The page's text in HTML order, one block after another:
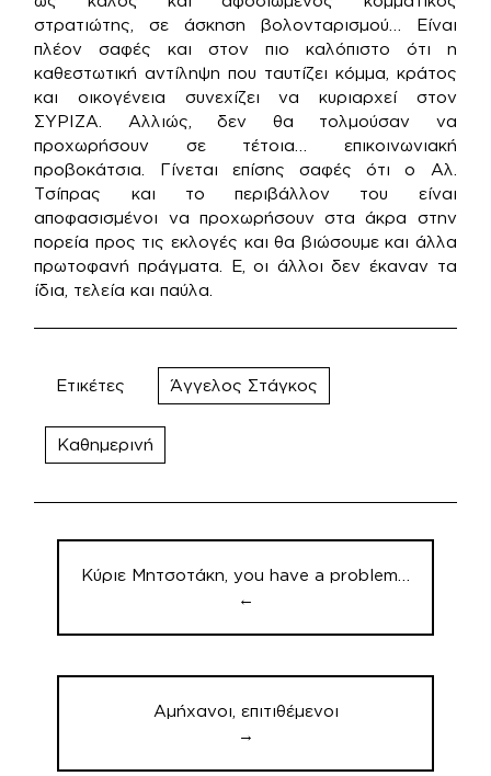
στρατιώτης, σε άσκηση βολονταρισμού… Είναι
πλέον σαφές και στον πιο καλόπιστο ότι η
καθεστωτική αντίληψη που ταυτίζει κόμμα, κράτος
και οικογένεια συνεχίζει να κυριαρχεί στον
ΣΥΡΙΖΑ. Αλλιώς, δεν θα τολμούσαν να
προχωρήσουν σε τέτοια… επικοινωνιακή
προβοκάτσια. Γίνεται επίσης σαφές ότι ο Αλ.
Τσίπρας και το περιβάλλον του είναι
αποφασισμένοι να προχωρήσουν στα άκρα στην
πορεία προς τις εκλογές και θα βιώσουμε και άλλα
πρωτοφανή πράγματα. Ε, οι άλλοι δεν έκαναν τα
ίδια, τελεία και παύλα.
Ετικέτες Άγγελος Στάγκος
Καθημερινή
Πλοήγηση
άρθρων
Κύριε Μητσοτάκη, you have a problem…
←
Αμήχανοι, επιτιθέμενοι
→